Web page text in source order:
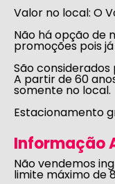
Valor no local: O
Não há opção de
promoções pois
São considerados
A partir de 60
somente no local.
Estacionamento
Informação
Não vendemos
limite máximo de